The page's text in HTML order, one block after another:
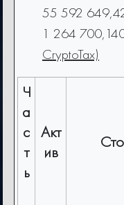
55 592
1 264
CryptoTax)
Ч
а
с
т
ь
Акт
ив